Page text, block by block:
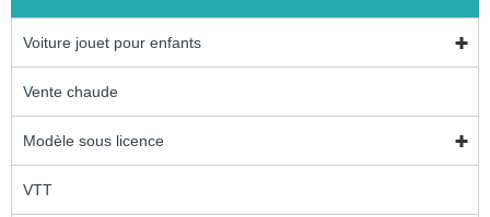
Voiture jouet pour enfants
Vente chaude
Modèle sous licence
VTT